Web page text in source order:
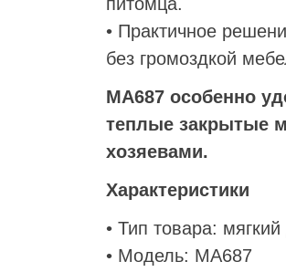
• Практичное
без громоздкой
MA687 особенно
теплые закрытые
хозяевами.
Характеристики
• Тип товара:
• Модель: MA687